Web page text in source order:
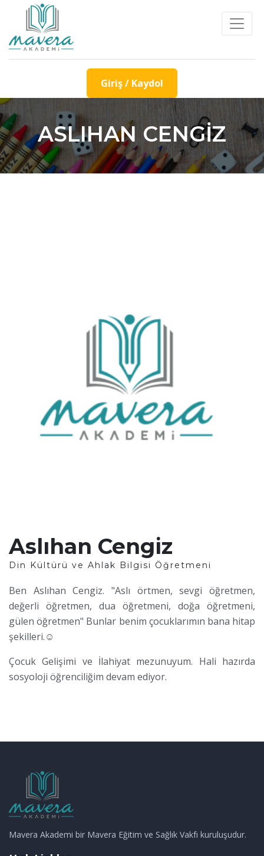
Giriş / Kaydol
ASLIHAN CENGIZ
Aslıhan Cengiz
Din Kültürü ve Ahlak Bilgisi Öğretmeni
Ben Aslıhan Cengiz. "Aslı örtmen, sevgi öğretmen,
değerli öğretmen, dua öğretmeni, doğa öğretmeni,
gülen öğretmen" Bunlar benim çocuklarımın bana hitap
şekilleri.☺
Çocuk Gelişimi ve İlahiyat mezunuyum. Hali hazırda
sosyoloji öğrenciliğim devam ediyor.
Mavera Akademi bir Mavera Eğitim ve Sağlık Vakfı kuruluşudur.